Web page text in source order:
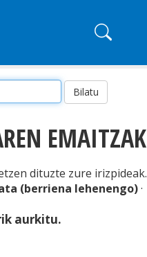
EMAITZAK
dituzte zure irizpideak.
(berriena lehenengo)·
aurkitu.